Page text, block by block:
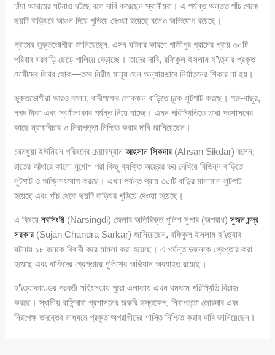
চাঁদা আদায়ের ঘটনাও ঘটছে বলে দাবি করেছেন স্থানীয়রা। এ পর্যন্ত অন্তত পাঁচ থেকে
ছয়টি বাড়িঘরে আগুন দিয়ে পুড়িয়ে দেওয়া হয়েছে বলেও অভিযোগ রয়েছে।
গ্রামের ভুক্তভোগীরা জানিয়েছেন, এসব ঘটনার কারণে গাজীপুর গ্রামের প্রায় ৩০টি
পরিবার ঘরবাড়ি ছেড়ে পালিয়ে বেড়াচ্ছে। তাদের দাবি, রফিকুল ইসলাম হ’\ত্যার প্রকৃত
দোষীদের বিচার হোক—তবে নিরীহ মানুষ যেন অন্যায়ভাবে নির্যাতনের শিকার না হয়।
ভুক্তভোগীরা আরও বলেন, বাদীপক্ষের লোকজন বাড়িতে ঢুকে লুটপাট করছে। গরু-বাছুর,
নগদ টাকা এবং স্বর্ণালংকার পর্যন্ত নিয়ে যাচ্ছে। এমন পরিস্থিতিতে তারা প্রশাসনের
কাছে ন্যায়বিচার ও নিরাপত্তা নিশ্চিত করার দাবি জানিয়েছেন।
চরমধুয়া ইউনিয়ন পরিষদের চেয়ারম্যানআহসান সিকদার (Ahsan Sikdar) বলেন,
রাতের আঁধারে কালো মুখোশ পরা কিছু ব্যক্তি অস্ত্রের ভয় দেখিয়ে বিভিন্ন বাড়িতে
লুটপাট ও অগ্নিসংযোগ করছে। এখন পর্যন্ত প্রায় ৩০টি বাড়ির মালামাল লুটপাট
হয়েছে এবং পাঁচ থেকে ছয়টি বাড়িঘর পুড়িয়ে দেওয়া হয়েছে।
এ বিষয়েনরসিংদী (Narsingdi) জেলার অতিরিক্ত পুলিশ সুপার (অপরাধ)সুজন চন্দ্র
সরকার (Sujan Chandra Sarkar) জানিয়েছেন, রফিকুল ইসলাম হ’\ত্যার
ঘটনায় ১৮ জনকে বিবাদী করে মামলা করা হয়েছে। এ পর্যন্ত দুজনকে গ্রেপ্তার করা
হয়েছে এবং বাকিদের গ্রেপ্তারে পুলিশের অভিযান অব্যাহত রয়েছে।
হ’\ত্যাকাণ্ডের পরবর্তী সহিংসতায় পুরো এলাকায় এখন থমথমে পরিস্থিতি বিরাজ
করছে। স্থানীয় বাসিন্দারা প্রশাসনের জরুরি হস্তক্ষেপ, নিরাপত্তা জোরদার এবং
নিরপেক্ষ তদন্তের মাধ্যমে প্রকৃত অপরাধীদের শাস্তি নিশ্চিত করার দাবি জানিয়েছেন।